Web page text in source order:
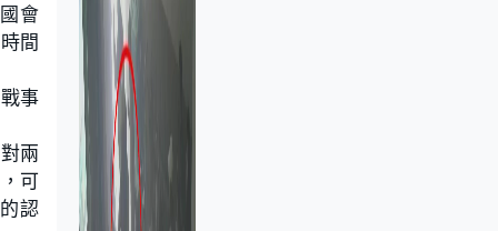
會
間
事
兩
可
認